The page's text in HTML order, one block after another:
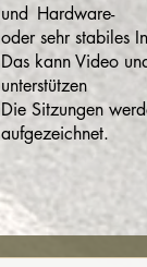
und Hardware-
oder sehr stabiles
Das kann Video
unterstützen
Die Sitzungen
aufgezeichnet.